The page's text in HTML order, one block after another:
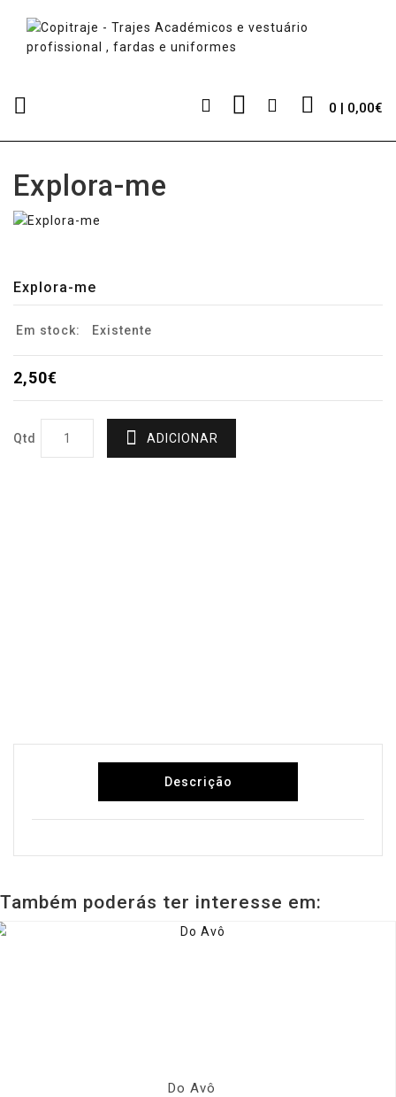
0 | 0,00€
Explora-me
Explora-me
Em stock: Existente
2,50€
Qtd ADICIONAR
Descrição
Também poderás ter interesse em:
Do Avô